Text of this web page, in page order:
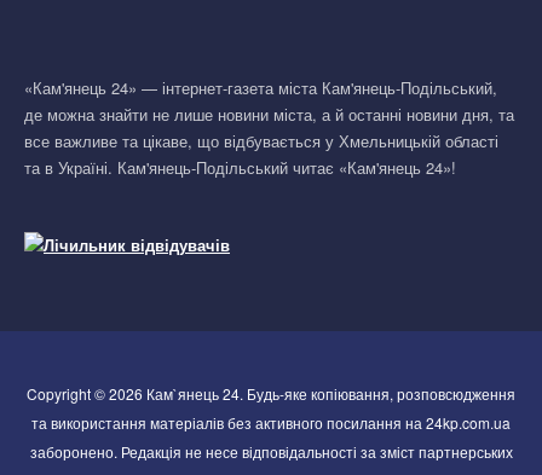
«Кам'янець 24» — інтернет-газета міста Кам'янець-Подільський,
де можна знайти не лише новини міста, а й останні новини дня, та
все важливе та цікаве, що відбувається у Хмельницькій області
та в Україні. Кам'янець-Подільський читає «Кам'янець 24»!
Copyright © 2026 Кам`янець 24. Будь-яке копіювання, розповсюдження
та використання матеріалів без активного посилання на 24kp.com.ua
заборонено. Редакція не несе відповідальності за зміст партнерських